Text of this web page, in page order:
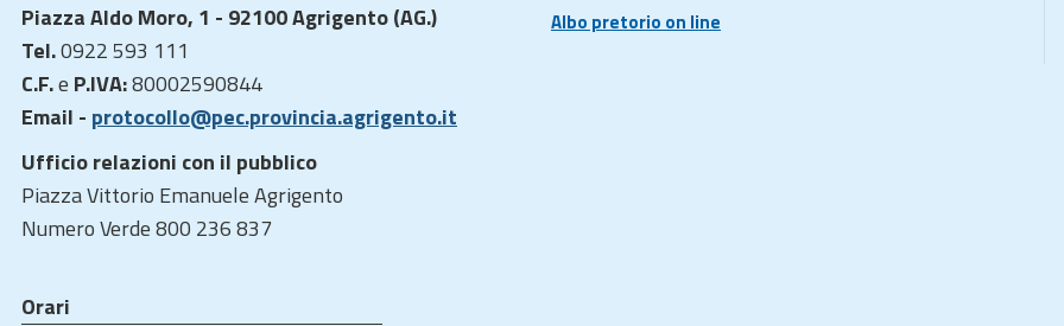
Piazza Aldo Moro, 1 - 92100 Agrigento (AG.)
Tel.0922 593 111
C.F.e P.IVA:80002590844
Email - protocollo@pec.provincia.agrigento.it
Ufficio relazioni con il pubblico
Piazza Vittorio Emanuele Agrigento
Numero Verde 800 236 837
Orari
Albo pretorio on line